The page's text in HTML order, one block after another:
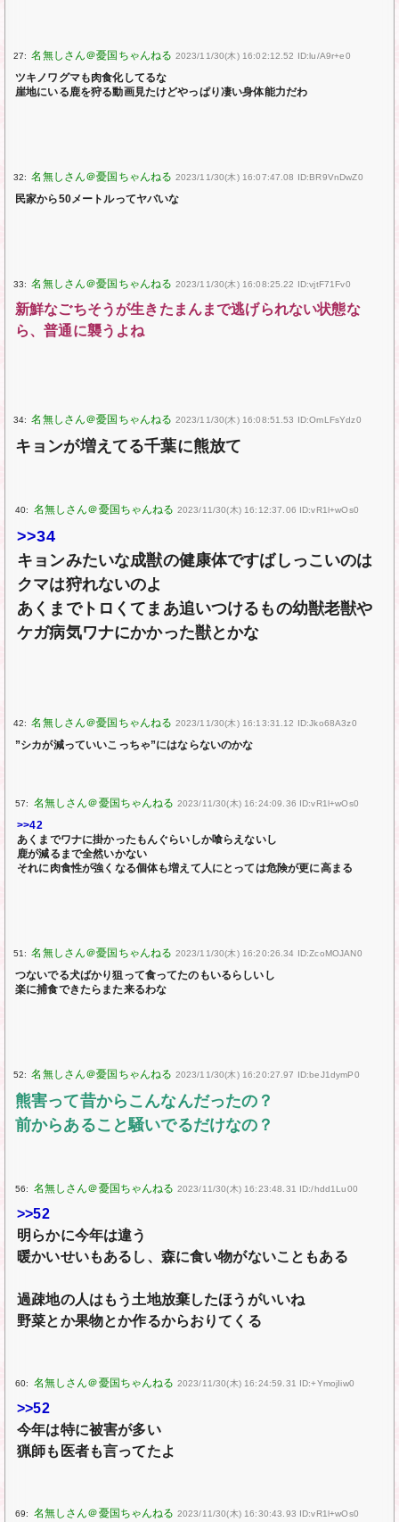
27: 2023/11/30(木) 16:02:12.52 ID:lu/A9r+e0
ツキノワグマも肉食化してるな
崖地にいる鹿を狩る動画見たけどやっぱり凄い身体能力だわ
32: 2023/11/30(木) 16:07:47.08 ID:BR9VnDwZ0
民家から50メートルってヤバいな
33: 2023/11/30(木) 16:08:25.22 ID:vjtF71Fv0
新鮮なごちそうが生きたまんまで逃げられない状態な
ら、普通に襲うよね
34: 2023/11/30(木) 16:08:51.53 ID:OmLFsYdz0
キョンが増えてる千葉に熊放て
40: 2023/11/30(木) 16:12:37.06 ID:vR1l+wOs0
>>34
キョンみたいな成獣の健康体ですばしっこいのは
クマは狩れないのよ
あくまでトロくてまあ追いつけるもの幼獣老獣や
ケガ病気ワナにかかった獣とかな
42: 2023/11/30(木) 16:13:31.12 ID:Jko68A3z0
”シカが減っていいこっちゃ”にはならないのかな
57: 2023/11/30(木) 16:24:09.36 ID:vR1l+wOs0
>>42
あくまでワナに掛かったもんぐらいしか喰らえないし
鹿が減るまで全然いかない
それに肉食性が強くなる個体も増えて人にとっては危険が更に高まる
51: 2023/11/30(木) 16:20:26.34 ID:ZcoMOJAN0
つないでる犬ばかり狙って食ってたのもいるらしいし
楽に捕食できたらまた来るわな
52: 2023/11/30(木) 16:20:27.97 ID:beJ1dymP0
熊害って昔からこんなんだったの？
前からあること騒いでるだけなの？
56: 2023/11/30(木) 16:23:48.31 ID:/hdd1Lu00
>>52
明らかに今年は違う
暖かいせいもあるし、森に食い物がないこともある
過疎地の人はもう土地放棄したほうがいいね
野菜とか果物とか作るからおりてくる
60: 2023/11/30(木) 16:24:59.31 ID:+YmojIiw0
>>52
今年は特に被害が多い
猟師も医者も言ってたよ
69: 2023/11/30(木) 16:30:43.93 ID:vR1l+wOs0